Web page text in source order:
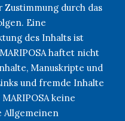
durch das
Eine
des Inhalts ist
haftet nicht
Manuskripte und
und fremde Inhalte
keine
Allgemeinen